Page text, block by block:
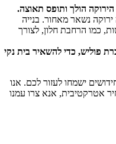
הולך ותופס תאוצה.
ירוקה נשאר מאחור. בנייה
כמו הרחבת חלון, לצורך
פוליש, כדי להשאיר בית נקי
ישמחו לעזור לכם. אנו
אטרקטיבית, אנא צרו עמנו